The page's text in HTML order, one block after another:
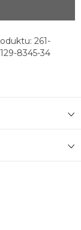
261-
8345-34